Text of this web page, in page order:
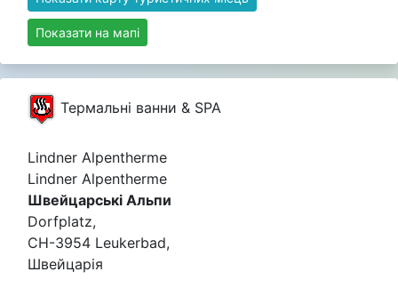
Показати на мапі
Термальні ванни & SPA
Lindner Alpentherme
Lindner Alpentherme
Швейцарські Альпи
Dorfplatz,
CH-3954 Leukerbad,
Швейцарія